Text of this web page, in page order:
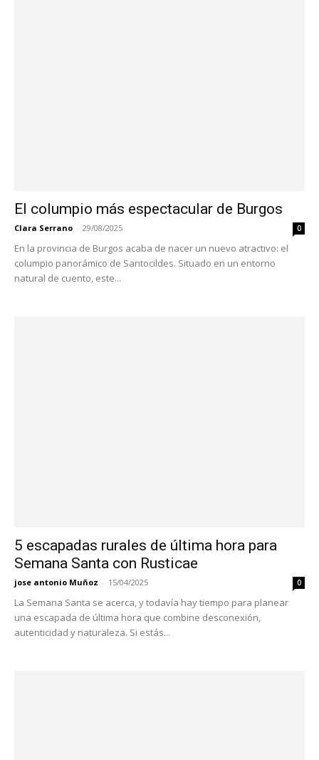
El columpio más espectacular de Burgos
Clara Serrano - 29/08/2025 0
En la provincia de Burgos acaba de nacer un nuevo atractivo: el
columpio panorámico de Santocildes. Situado en un entorno
natural de cuento, este...
5 escapadas rurales de última hora para
Semana Santa con Rusticae
jose antonio Muñoz - 15/04/2025 0
La Semana Santa se acerca, y todavía hay tiempo para planear
una escapada de última hora que combine desconexión,
autenticidad y naturaleza. Si estás...